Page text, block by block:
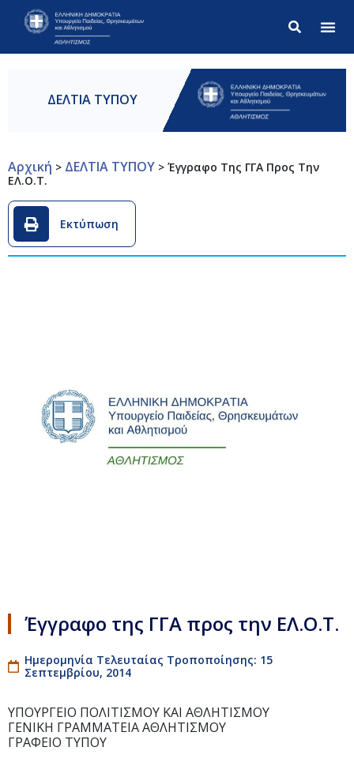
ΔΕΛΤΙΑ ΤΥΠΟΥ
Αρχική > ΔΕΛΤΙΑ ΤΥΠΟΥ > Έγγραφο Της ΓΓΑ Προς Την
ΕΛ.Ο.Τ.
Εκτύπωση
Έγγραφο της ΓΓΑ προς την ΕΛ.Ο.Τ.
Ημερομηνία Τελευταίας Τροποποίησης: 15
Σεπτεμβρίου, 2014
ΥΠΟΥΡΓΕΙΟ ΠΟΛΙΤΙΣΜΟΥ ΚΑΙ ΑΘΛΗΤΙΣΜΟΥ
ΓΕΝΙΚΗ ΓΡΑΜΜΑΤΕΙΑ ΑΘΛΗΤΙΣΜΟΥ
ΓΡΑΦΕΙΟ ΤΥΠΟΥ